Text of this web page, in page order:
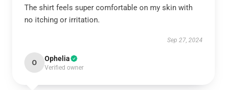
The shirt feels super comfortable on my skin with
no itching or irritation.
Sep 27, 2024
O Ophelia
Verified owner